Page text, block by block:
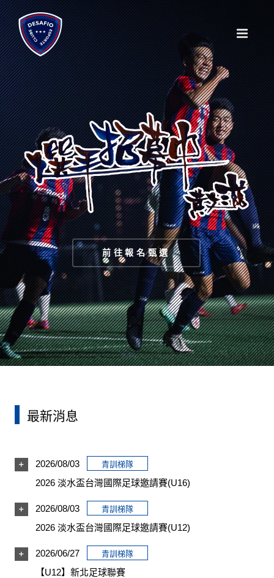
Skip
to
content
前往報名甄選
最新消息
2026/08/03 青訓梯隊
2026 淡水盃台灣國際足球邀請賽(U16)
2026/08/03 青訓梯隊
2026 淡水盃台灣國際足球邀請賽(U12)
2026/06/27 青訓梯隊
【U12】新北足球聯賽